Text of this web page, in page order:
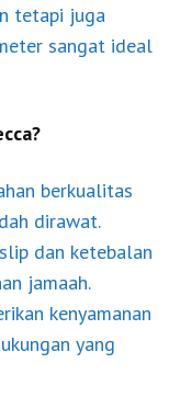
tetapi juga
sangat ideal
berkualitas
dirawat.
dan ketebalan
jamaah.
kenyamanan
yang